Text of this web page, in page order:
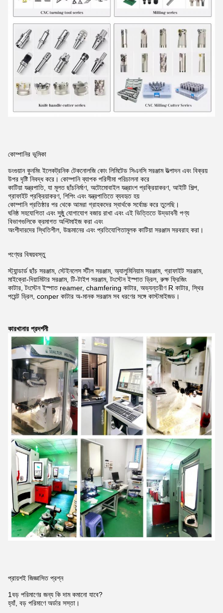
কোম্পানির ভূমিকা
ডংগুয়ান কুনমিং ইলেকট্রনিক টেকনোলজি কোং লিমিটেড সিএনসি সরঞ্জাম উত্পাদন এবং বিক্রয়
উপর দৃষ্টি নিবদ্ধ করে। কোম্পানি ব্যাপক পরিসীমা পরিচালনা করে
কাটিয়া যন্ত্রপাতি, যা মূলত ছাঁচনির্মাণ, অটোমোবাইল যন্ত্রাংশ প্রক্রিয়াকরণ, আইটি শিল্প,
গ্রাফাইট প্রক্রিয়াকরণ, শিপিং এবং যন্ত্রপাতিতে ব্যবহৃত হয়
কোম্পানি প্রতিষ্ঠার পর থেকে আমরা গ্রাহকদের স্বার্থকে সর্বোচ্চ করে তুলেছি।
ঘনিষ্ঠ সহযোগিতা এবং সুষ্ঠু যোগাযোগ বজায় রাখা এবং এই ভিত্তিতে উদ্ভাবনী পণ্য
বিভাগগুলিকে ক্রমাগত অপ্টিমাইজ করা এবং
অংশীদারদের স্থিতিশীল, উচ্চমানের এবং প্রতিযোগিতামূলক কাটিয়া সরঞ্জাম সরবরাহ করা।
পণ্যের বিষয়বস্তু
স্ট্যান্ডার্ড ছাঁচ সরঞ্জাম, স্টেইনলেস স্টীল সরঞ্জাম, অ্যালুমিনিয়াম সরঞ্জাম, গ্রাফাইট সরঞ্জাম,
মাইক্রো-দিয়ামিটার সরঞ্জাম, টি-টাইপ সরঞ্জাম, টংস্টেন ইস্পাত ড্রিল, রুক্ষ ফ্রিজিং
কাটার, টংস্টেন ইস্পাত reamer, chamfering কাটার, অভ্যন্তরীণ R কাটার, স্থির
পয়েন্ট ড্রিল, conper কাটার অ-মানক সরঞ্জাম সব ধরণের সঙ্গে কাস্টমাইজড।
কারখানার প্রদর্শনী
প্রায়শই জিজ্ঞাসিত প্রশ্ন
1বড় পরিমাণের জন্য কি দাম কমানো যাবে?
হ্যাঁ, বড় পরিমাণে অর্ডার সস্তা।